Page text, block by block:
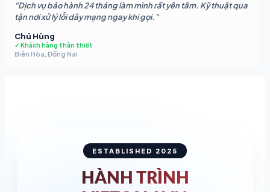
"Dịch vụ bảo hành 24 tháng làm mình rất yên tâm. Kỹ thuật qua
tận nơi xử lý lỗi dây mạng ngay khi gọi."
Chú Hùng
✓ Khách hàng thân thiết
Biên Hòa, Đồng Nai
ESTABLISHED 2025
HÀNH TRÌNH